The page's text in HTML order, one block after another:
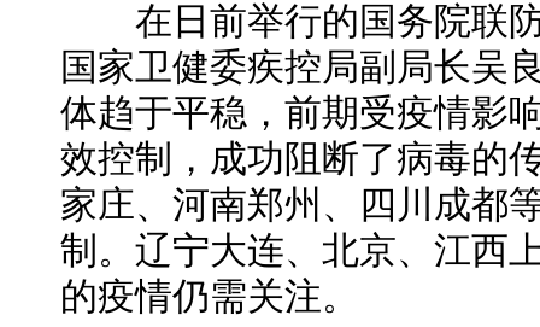
在日前举行的国务院联防
国家卫健委疾控局副局长吴
体趋于平稳，前期受疫情影
效控制，成功阻断了病毒的
家庄、河南郑州、四川成都
制。辽宁大连、北京、江西
的疫情仍需关注。